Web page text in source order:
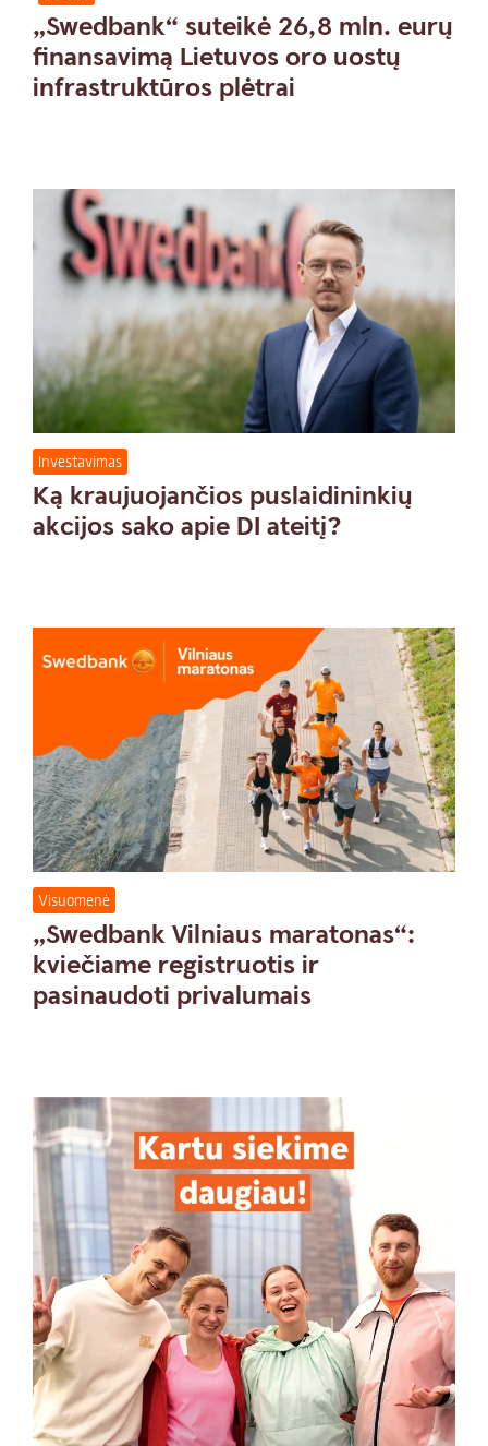
„Swedbank“ suteikė 26,8 mln. eurų
finansavimą Lietuvos oro uostų
infrastruktūros plėtrai
Investavimas
Ką kraujuojančios puslaidininkių
akcijos sako apie DI ateitį?
Visuomenė
„Swedbank Vilniaus maratonas“:
kviečiame registruotis ir
pasinaudoti privalumais